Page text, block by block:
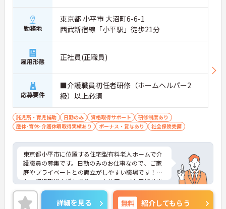
勤務地
東京都 小平市 大沼町6-6-1
西武新宿線「小平駅」徒歩21分
雇用形態 正社員(正職員)
応募要件
■介護職員初任者研修（ホームヘルパー2
級）以上必須
託児所・育児補助 日勤のみ 資格取得サポート
研修制度あり
産休･育休･介護休暇取得実績あり
ボーナス・賞与あり 社会保険完備
東京都小平市に位置する住宅型有料老人ホームで介
護職員の募集です。日勤のみのお仕事なので、ご家
庭やプライベートとの両立がしやすい職場です！ま
た、資格取得支援もあり、スキルアップも目指せま
す♪ご興味のある方はご面接のポイントお伝えしま
すのでご気軽にお問い合わせください。
詳細を見る 無料 紹介してもらう